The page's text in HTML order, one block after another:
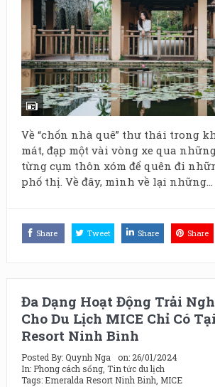
Về “chốn nhà quê” thư thái trong
mát, đạp một vài vòng xe qua
từng cụm thôn xóm để quên đi
phố thị. Về đây, mình về lại những...
Share Tweet Share Share
Đa Dạng Hoạt Động Trải
Cho Du Lịch MICE Chỉ Có
Resort Ninh Bình
Posted By:Quynh Nga on:26/01/2024
In: Phong cách sống, Tin tức du lịch
Tags: Emeralda Resort Ninh Binh, MICE